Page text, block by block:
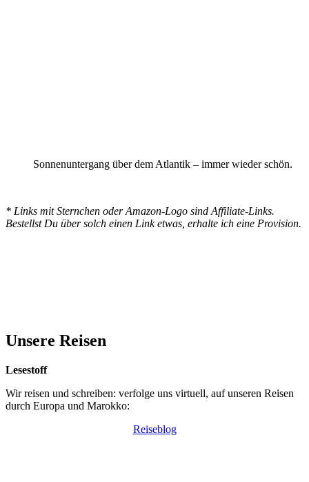
Sonnenuntergang über dem Atlantik – immer wieder schön.
* Links mit Sternchen oder Amazon-Logo sind Affiliate-Links.
Bestellst Du über solch einen Link etwas, erhalte ich eine Provision.
Unsere Reisen
Lesestoff
Wir reisen und schreiben: verfolge uns virtuell, auf unseren Reisen
durch Europa und Marokko:
Reiseblog